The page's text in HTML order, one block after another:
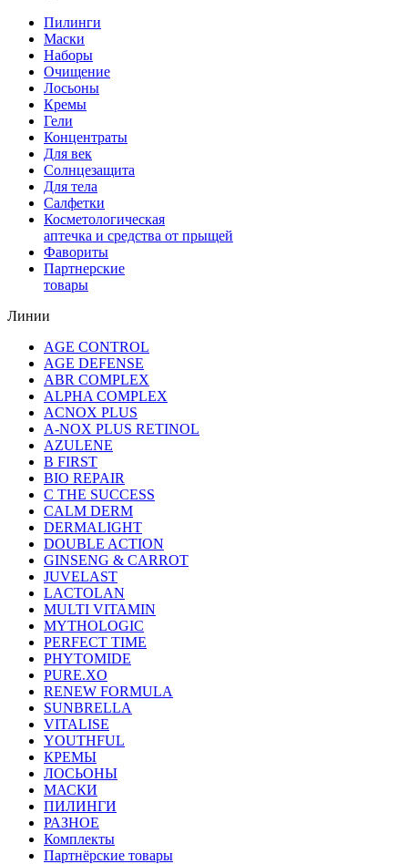
Пилинги
Маски
Наборы
Очищение
Лосьоны
Кремы
Гели
Концентраты
Для век
Солнцезащита
Для тела
Салфетки
Косметологическая
аптечка и средства от прыщей
Фавориты
Партнерские
товары
Линии
AGE CONTROL
AGE DEFENSE
ABR COMPLEX
ALPHA COMPLEX
ACNOX PLUS
A-NOX PLUS RETINOL
AZULENE
B FIRST
BIO REPAIR
C THE SUCCESS
CALM DERM
DERMALIGHT
DOUBLE ACTION
GINSENG & CARROT
JUVELAST
LACTOLAN
MULTI VITAMIN
MYTHOLOGIC
PERFECT TIME
PHYTOMIDE
PURE.XO
RENEW FORMULA
SUNBRELLA
VITALISE
YOUTHFUL
КРЕМЫ
ЛОСЬОНЫ
МАСКИ
ПИЛИНГИ
РАЗНОЕ
Комплекты
Партнёрские товары